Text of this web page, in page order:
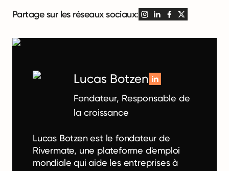
Partage sur les réseaux sociaux:
Lucas Botzen
Fondateur, Responsable de
la croissance
Lucas Botzen est le fondateur de
Rivermate, une plateforme d'emploi
mondiale qui aide les entreprises à